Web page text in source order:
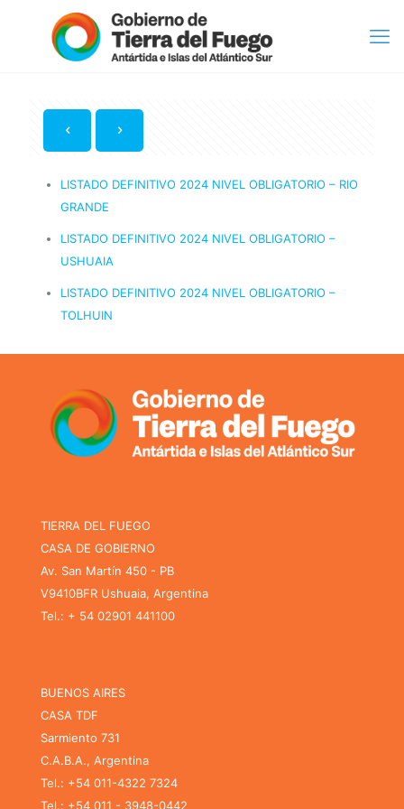
LISTADO DEFINITIVO 2024 NIVEL OBLIGATORIO – RIO
GRANDE
LISTADO DEFINITIVO 2024 NIVEL OBLIGATORIO –
USHUAIA
LISTADO DEFINITIVO 2024 NIVEL OBLIGATORIO –
TOLHUIN
TIERRA DEL FUEGO
CASA DE GOBIERNO
Av. San Martín 450 - PB
V9410BFR Ushuaia, Argentina
Tel.: + 54 02901 441100
BUENOS AIRES
CASA TDF
Sarmiento 731
C.A.B.A., Argentina
Tel.: +54 011-4322 7324
Tel.: +54 011 - 3948-0442